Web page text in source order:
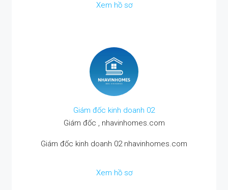
Xem hồ sơ
Giám đốc kinh doanh 02
Giám đốc , nhavinhomes.com
Giám đốc kinh doanh 02 nhavinhomes.com
Xem hồ sơ